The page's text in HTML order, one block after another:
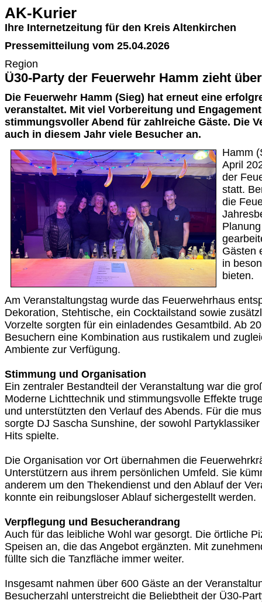
AK-Kurier
Ihre Internetzeitung für den Kreis Altenkirchen
Pressemitteilung vom 25.04.2026
Region
Ü30-Party der Feuerwehr Hamm zieht
Die Feuerwehr Hamm (Sieg) hat erneut eine
veranstaltet. Mit viel Vorbereitung und
stimmungsvoller Abend für zahlreiche Gäste. Die
auch in diesem Jahr viele Besucher an.
Hamm
April
der
statt.
die
Gästen
in
bieten.
Am Veranstaltungstag wurde das Feuerwehrhaus
Dekoration, Stehtische, ein Cocktailstand sowie
Vorzelte sorgten für ein einladendes Gesamtbild. Ab
Besuchern eine Kombination aus rustikalem und
Ambiente zur Verfügung.
Stimmung und Organisation
Ein zentraler Bestandteil der Veranstaltung war die
Moderne Lichttechnik und stimmungsvolle Effekte
und unterstützten den Verlauf des Abends. Für die
sorgte DJ Sascha Sunshine, der sowohl
Hits spielte.
Die Organisation vor Ort übernahmen die
Unterstützern aus ihrem persönlichen Umfeld. Sie
anderem um den Thekendienst und den Ablauf der
konnte ein reibungsloser Ablauf sichergestellt werden.
Verpflegung und Besucherandrang
Auch für das leibliche Wohl war gesorgt. Die örtliche
Speisen an, die das Angebot ergänzten. Mit
füllte sich die Tanzfläche immer weiter.
Insgesamt nahmen über 600 Gäste an der
Besucherzahl unterstreicht die Beliebtheit der Ü30-